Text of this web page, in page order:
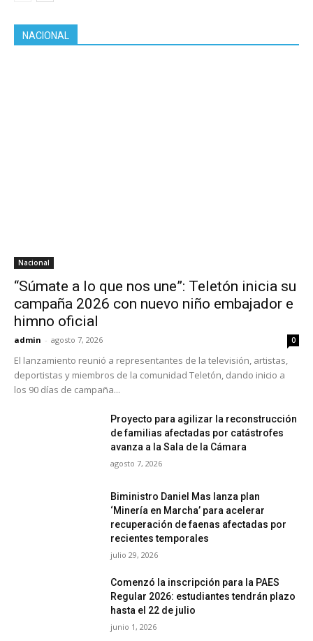
NACIONAL
Nacional
“Súmate a lo que nos une”: Teletón inicia su
campaña 2026 con nuevo niño embajador e
himno oficial
admin - agosto 7, 2026 0
El lanzamiento reunió a representantes de la televisión, artistas,
deportistas y miembros de la comunidad Teletón, dando inicio a
los 90 días de campaña...
Proyecto para agilizar la reconstrucción
de familias afectadas por catástrofes
avanza a la Sala de la Cámara
agosto 7, 2026
Biministro Daniel Mas lanza plan
‘Minería en Marcha’ para acelerar
recuperación de faenas afectadas por
recientes temporales
julio 29, 2026
Comenzó la inscripción para la PAES
Regular 2026: estudiantes tendrán plazo
hasta el 22 de julio
junio 1, 2026